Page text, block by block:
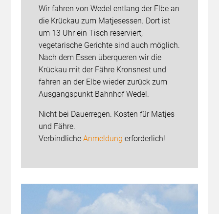
Wir fahren von Wedel entlang der Elbe an
die Krückau zum Matjesessen. Dort ist
um 13 Uhr ein Tisch reserviert,
vegetarische Gerichte sind auch möglich.
Nach dem Essen überqueren wir die
Krückau mit der Fähre Kronsnest und
fahren an der Elbe wieder zurück zum
Ausgangspunkt Bahnhof Wedel.
Nicht bei Dauerregen. Kosten für Matjes
und Fähre.
Verbindliche Anmeldung erforderlich!